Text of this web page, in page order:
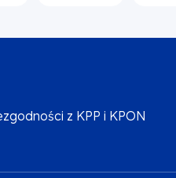
z KPP i KPON